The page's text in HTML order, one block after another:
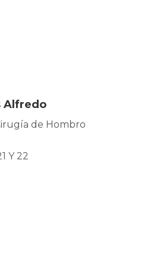
Alfredo
de Hombro
Y 22